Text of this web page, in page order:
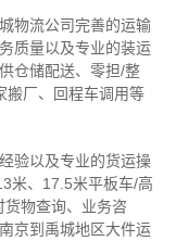
物流公司完善的运输
质量以及专业的装运
仓储配送、零担/整
搬厂、回程车调用等
验以及专业的货运操
米、17.5米平板车/高
货物查询、业务咨
京到禹城地区大件运